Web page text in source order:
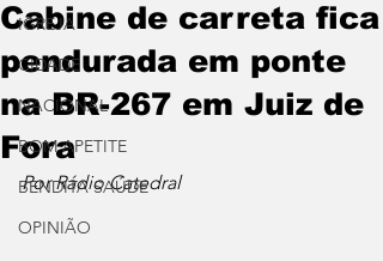
IGREJA
CIDADE
NACIONAL
BOM APETITE
BENDITA SAÚDE
OPINIÃO
Cabine de carreta fica
pendurada em ponte
na BR-267 em Juiz de
Fora
Por Rádio Catedral